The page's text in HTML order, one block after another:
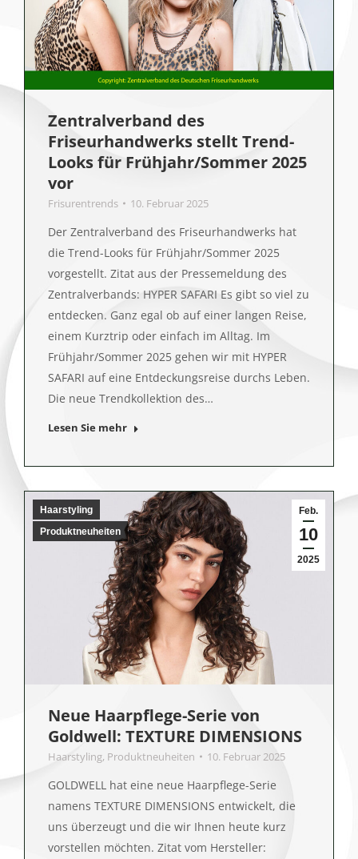
Zentralverband des
Friseurhandwerks stellt Trend-
Looks für Frühjahr/Sommer 2025
vor
Frisurentrends 10. Februar 2025
Der Zentralverband des Friseurhandwerks hat
die Trend-Looks für Frühjahr/Sommer 2025
vorgestellt. Zitat aus der Pressemeldung des
Zentralverbands: HYPER SAFARI Es gibt so viel zu
entdecken. Ganz egal ob auf einer langen Reise,
einem Kurztrip oder einfach im Alltag. Im
Frühjahr/Sommer 2025 gehen wir mit HYPER
SAFARI auf eine Entdeckungsreise durchs Leben.
Die neue Trendkollektion des…
Lesen Sie mehr
Feb.
10
2025
Haarstyling
Produktneuheiten
Neue Haarpflege-Serie von
Goldwell: TEXTURE DIMENSIONS
Haarstyling, Produktneuheiten 10. Februar 2025
GOLDWELL hat eine neue Haarpflege-Serie
namens TEXTURE DIMENSIONS entwickelt, die
uns überzeugt und die wir Ihnen heute kurz
vorstellen möchten. Zitat vom Hersteller: